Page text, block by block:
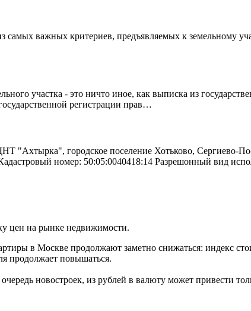
важных критериев, предъявляемых к земельному
участка - это ничто иное, как выписка из
регистрации прав…
"Ахтырка", городское поселение Хотьково, Сергиево-
номер: 50:05:0040418:14 Разрешонный вид
цен на рынке недвижимости.
в Москве продолжают заметно снижаться: индекс
продолжает повышаться.
новостроек, из рублей в валюту может привести